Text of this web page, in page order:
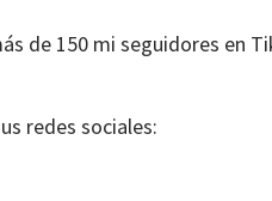
de 150 mi seguidores en
redes sociales: